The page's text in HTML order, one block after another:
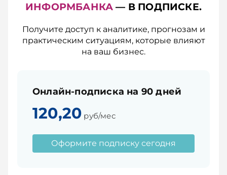
ИНФОРМБАНКА — В ПОДПИСКЕ.
Получите доступ к аналитике, прогнозам и
практическим ситуациям, которые влияют
на ваш бизнес.
Онлайн-подписка на 90 дней
120,20 руб/мес
Оформите подписку сегодня